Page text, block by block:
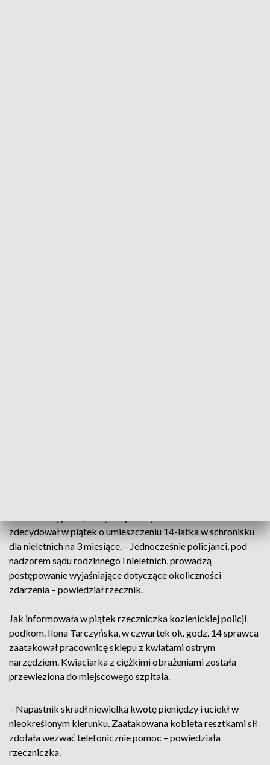
zdecydował w piątek o umieszczeniu 14-latka w schronisku
dla nieletnich na 3 miesiące. – Jednocześnie policjanci, pod
nadzorem sądu rodzinnego i nieletnich, prowadzą
postępowanie wyjaśniające dotyczące okoliczności
zdarzenia – powiedział rzecznik.
Jak informowała w piątek rzeczniczka kozienickiej policji
podkom. Ilona Tarczyńska, w czwartek ok. godz. 14 sprawca
zaatakował pracownicę sklepu z kwiatami ostrym
narzędziem. Kwiaciarka z ciężkimi obrażeniami została
przewieziona do miejscowego szpitala.
– Napastnik skradł niewielką kwotę pieniędzy i uciekł w
nieokreślonym kierunku. Zaatakowana kobieta resztkami sił
zdołała wezwać telefonicznie pomoc – powiedziała
rzeczniczka.